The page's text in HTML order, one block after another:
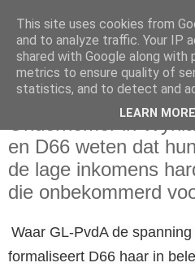
zaterdag 30 mei 2026
Ondernemer in
en D66 weten dat
de lage inkomens
die onbekommerd
Waar GL-PvdA de
formaliseert D66 haar in
This site uses cookies from
and to analyze traffic. Your IP
shared with Google along with
metrics to ensure quality of
statistics, and to detect and
LEARN MORE